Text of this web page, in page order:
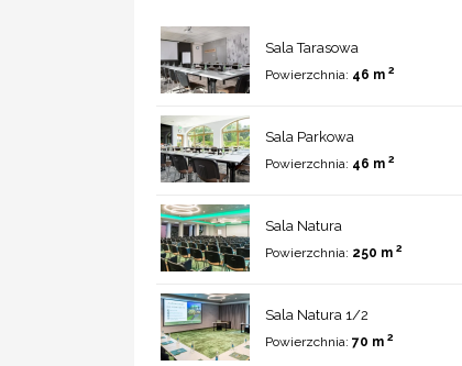
Sala Tarasowa
Powierzchnia: 46 m 2
Sala Parkowa
Powierzchnia: 46 m 2
Sala Natura
Powierzchnia: 250 m 2
Sala Natura 1/2
Powierzchnia: 70 m 2